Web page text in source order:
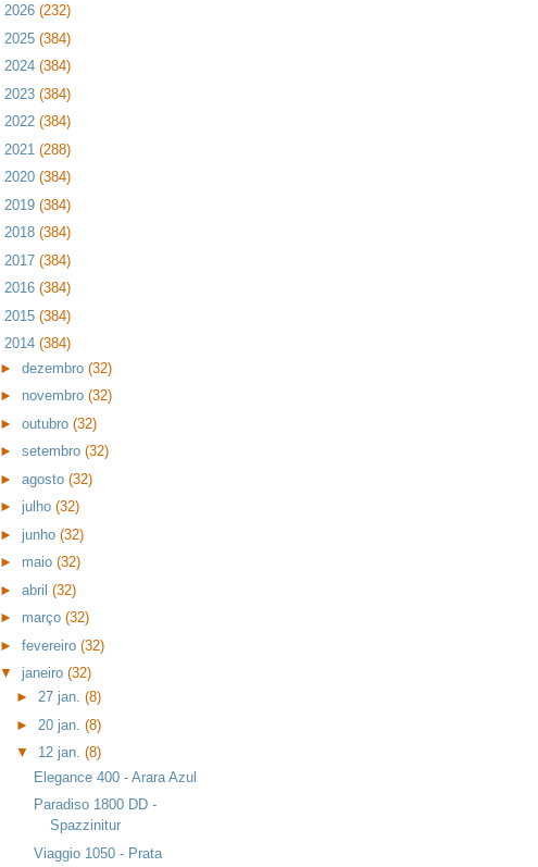
2026 (232)
2025 (384)
2024 (384)
2023 (384)
2022 (384)
2021 (288)
2020 (384)
2019 (384)
2018 (384)
2017 (384)
2016 (384)
2015 (384)
2014 (384)
► dezembro (32)
► novembro (32)
► outubro (32)
► setembro (32)
► agosto (32)
► julho (32)
► junho (32)
► maio (32)
► abril (32)
► março (32)
► fevereiro (32)
▼ janeiro (32)
►27 jan.(8)
► 20 jan.(8)
▼ 12 jan.(8)
Elegance 400 - Arara Azul
Paradiso 1800 DD -
Spazzinitur
Viaggio 1050 - Prata